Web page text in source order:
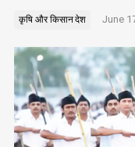
कृषि और किसानदेश June